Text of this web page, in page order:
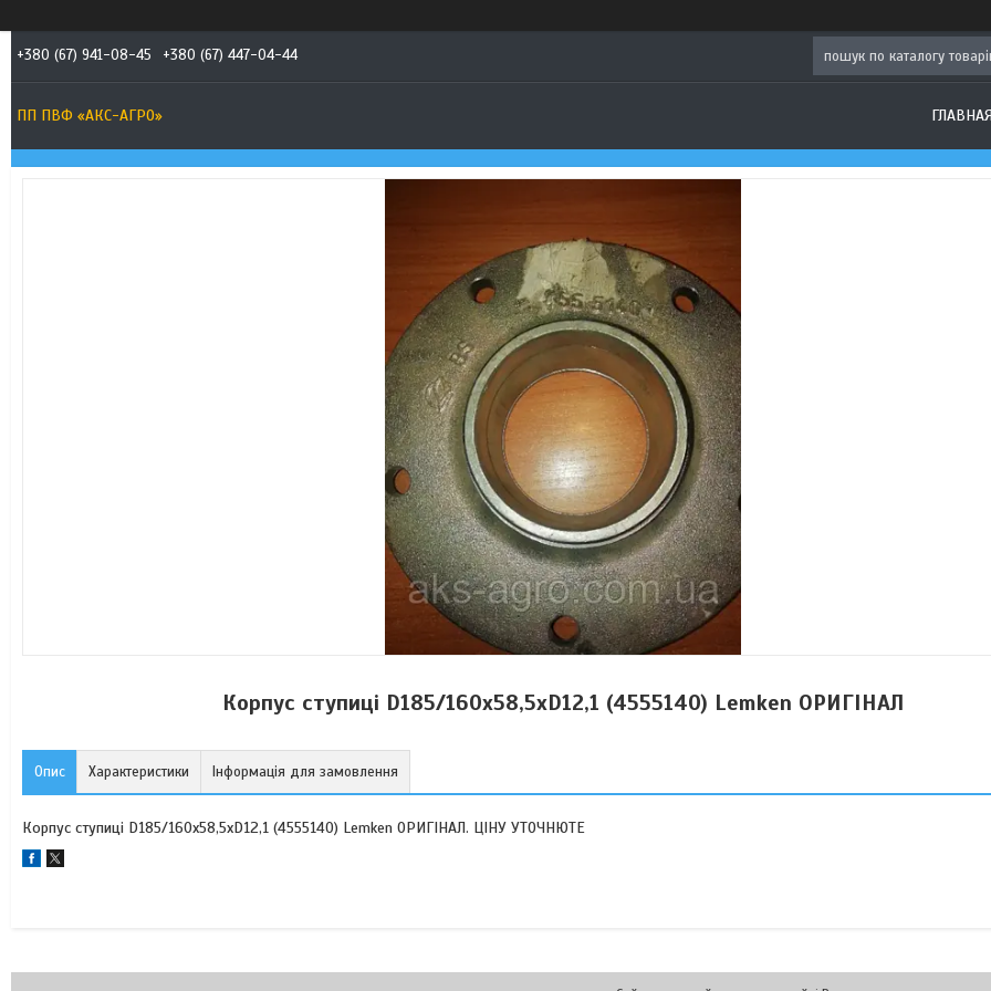
+380 (67) 941-08-45 +380 (67) 447-04-44
ПП ПВФ «АКС-АГРО» ГЛАВНАЯ
Корпус ступиці D185/160x58,5xD12,1 (4555140) Lemken ОРИГІНАЛ
Опис Характеристики Інформація для замовлення
Корпус ступиці D185/160x58,5xD12,1 (4555140) Lemken ОРИГІНАЛ. ЦІНУ УТОЧНЮТЕ